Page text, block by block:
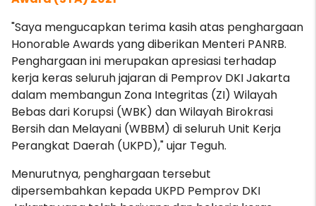
"Saya mengucapkan terima kasih atas penghargaan
Honorable Awards yang diberikan Menteri PANRB.
Penghargaan ini merupakan apresiasi terhadap
kerja keras seluruh jajaran di Pemprov DKI Jakarta
dalam membangun Zona Integritas (ZI) Wilayah
Bebas dari Korupsi (WBK) dan Wilayah Birokrasi
Bersih dan Melayani (WBBM) di seluruh Unit Kerja
Perangkat Daerah (UKPD)," ujar Teguh.
Menurutnya, penghargaan tersebut
dipersembahkan kepada UKPD Pemprov DKI